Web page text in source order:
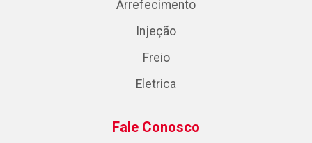
Arrefecimento
Injeção
Freio
Eletrica
Fale Conosco